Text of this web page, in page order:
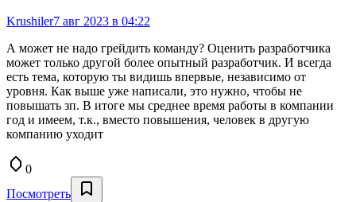
Krushiler7 авг 2023 в 04:22
А может не надо грейдить команду? Оценить разработчика
может только другой более опытный разработчик. И всегда
есть тема, которую ты видишь впервые, независимо от
уровня. Как выше уже написали, это нужно, чтобы не
повышать зп. В итоге мы среднее время работы в компании
год и имеем, т.к., вместо повышения, человек в другую
компанию уходит
0
Посмотреть